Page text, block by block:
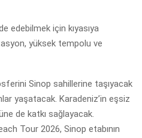
edebilmek için kıyasıya
yüksek tempolu ve
Sinop sahillerine taşıyacak
yaşatacak. Karadeniz’in eşsiz
de katkı sağlayacak.
Tour 2026, Sinop etabının